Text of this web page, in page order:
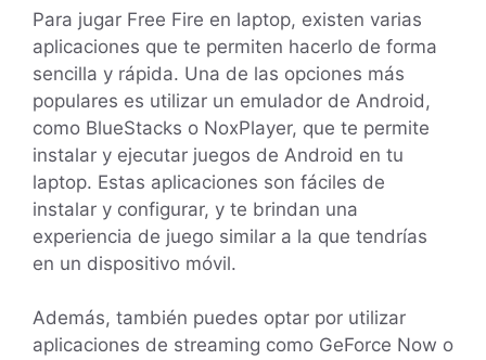
Para jugar Free Fire en laptop, existen varias
aplicaciones que te permiten hacerlo de forma
sencilla y rápida. Una de las opciones más
populares es utilizar un emulador de Android,
como BlueStacks o NoxPlayer, que te permite
instalar y ejecutar juegos de Android en tu
laptop. Estas aplicaciones son fáciles de
instalar y configurar, y te brindan una
experiencia de juego similar a la que tendrías
en un dispositivo móvil.
Además, también puedes optar por utilizar
aplicaciones de streaming como GeForce Now o